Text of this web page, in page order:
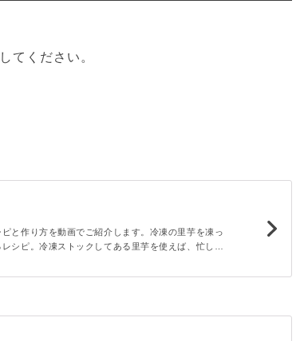
てください。
ピと作り方を動画でご紹介します。冷凍の里芋を凍っ
シピ。冷凍ストックしてある里芋を使えば、忙しい